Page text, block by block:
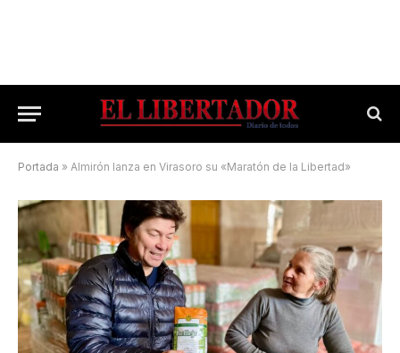
Portada » Almirón lanza en Virasoro su «Maratón de la Libertad»